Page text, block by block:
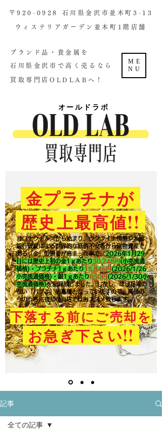
ME
NU
金プラチナが
歴史上最高値!!
コロナウイルスから始まり、ウクライナ情勢や米国
銀行破綻による世界的な経済不安等から現物資産で
ある「金」の需要が高まった事で、2026年1月29
日には歴史上初の金1ｇあたり30,248円 (小売流通
価格)・プラチナ1ｇあたり15,846円 (2026/1/26
小売流通価格)・銀1ｇあたり650円 (2026/1/30小
売流通価格)を記録致しました。​しかし、ほぼ足場の
ない「バブル」的高騰となっていますので、高値の
今のうちに売却を当店ではおススメ致します。
下落する前にご売却を
お急ぎ下さい!!
​〒920-0928 石川県金沢市並木町3-13
ウィステリアガーデン並木町1階店舗​
ブランド品・貴金属を
石川県金沢市で高く売るなら
買取専門店OLDLABへ！
オールドラボ
記事
全ての記事